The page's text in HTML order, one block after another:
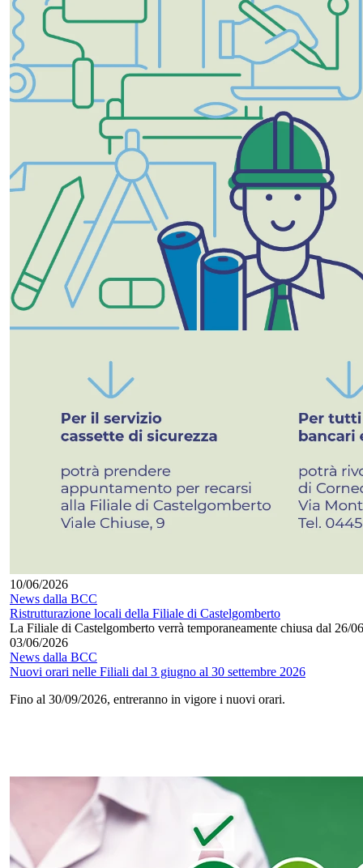
10/06/2026
News dalla BCC
Ristrutturazione locali della Filiale di Castelgomberto
La Filiale di Castelgomberto verrà temporaneamente chiusa dal 26/
03/06/2026
News dalla BCC
Nuovi orari nelle Filiali dal 3 giugno al 30 settembre 2026
Fino al 30/09/2026, entreranno in vigore i nuovi orari.